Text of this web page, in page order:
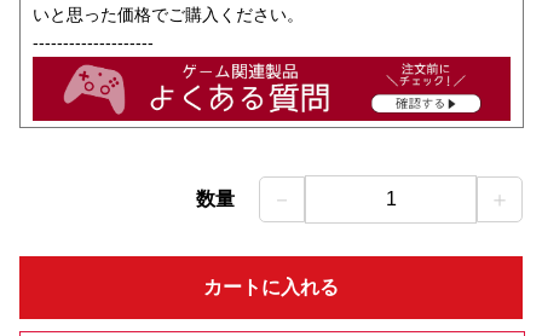
いと思った価格でご購入ください。
--------------------
数量 － 1 ＋
カートに入れる